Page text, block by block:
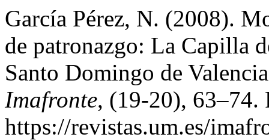
García Pérez, N. (2008).
de patronazgo: La Capilla
Santo Domingo de
Imafronte, (19-20), 63–74.
https://revistas.um.es/